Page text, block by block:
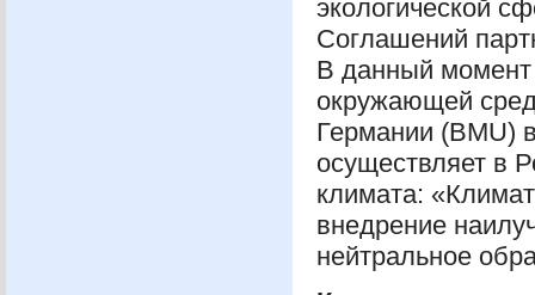
экологической
Соглашений
В данный момент
окружающей
Германии (BMU)
осуществляет в
климата:
внедрение
нейтральное